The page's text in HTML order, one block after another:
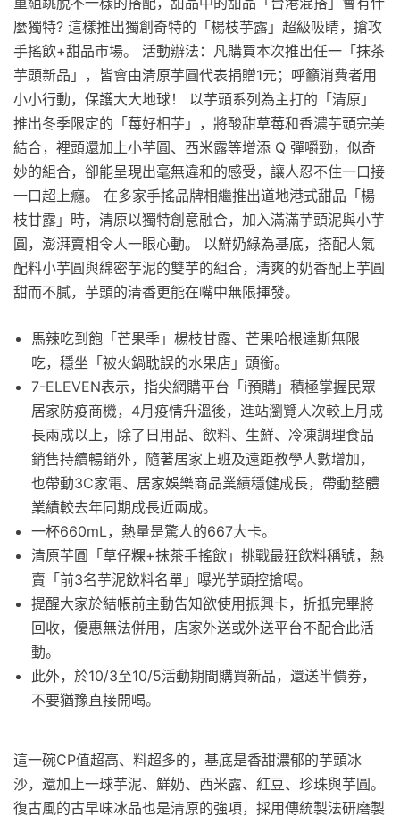
麼獨特? 這樣推出獨創奇特的「楊枝芋露」超級吸睛，搶攻
手搖飲+甜品市場。 活動辦法：凡購買本次推出任一「抹茶
芋頭新品」，皆會由清原芋圓代表捐贈1元；呼籲消費者用
小小行動，保護大大地球！ 以芋頭系列為主打的「清原」
推出冬季限定的「莓好相芋」，將酸甜草莓和香濃芋頭完美
結合，裡頭還加上小芋圓、西米露等增添 Q 彈嚼勁，似奇
妙的組合，卻能呈現出毫無違和的感受，讓人忍不住一口接
一口超上癮。 在多家手搖品牌相繼推出道地港式甜品「楊
枝甘露」時，清原以獨特創意融合，加入滿滿芋頭泥與小芋
圓，澎湃賣相令人一眼心動。 以鮮奶綠為基底，搭配人氣
配料小芋圓與綿密芋泥的雙芋的組合，清爽的奶香配上芋圓
甜而不膩，芋頭的清香更能在嘴中無限揮發。
馬辣吃到飽「芒果季」楊枝甘露、芒果哈根達斯無限
吃，穩坐「被火鍋耽誤的水果店」頭銜。
7-ELEVEN表示，指尖網購平台「i預購」積極掌握民眾
居家防疫商機，4月疫情升溫後，進站瀏覽人次較上月成
長兩成以上，除了日用品、飲料、生鮮、冷凍調理食品
銷售持續暢銷外，隨著居家上班及遠距教學人數增加，
也帶動3C家電、居家娛樂商品業績穩健成長，帶動整體
業績較去年同期成長近兩成。
一杯660mL，熱量是驚人的667大卡。
清原芋圓「草仔粿+抹茶手搖飲」挑戰最狂飲料稱號，熱
賣「前3名芋泥飲料名單」曝光芋頭控搶喝。
提醒大家於結帳前主動告知欲使用振興卡，折抵完畢將
回收，優惠無法併用，店家外送或外送平台不配合此活
動。
此外，於10/3至10/5活動期間購買新品，還送半價券，
不要猶豫直接開喝。
這一碗CP值超高、料超多的，基底是香甜濃郁的芋頭冰
沙，還加上一球芋泥、鮮奶、西米露、紅豆、珍珠與芋圓。
復古風的古早味冰品也是清原的強項，採用傳統製法研磨製